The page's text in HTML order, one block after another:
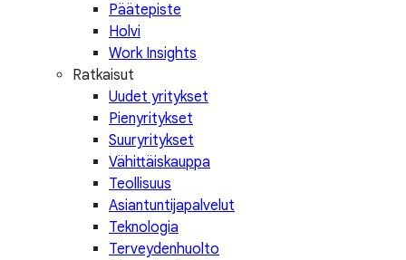
Päätepiste
Holvi
Work Insights
Ratkaisut
Uudet yritykset
Pienyritykset
Suuryritykset
Vähittäiskauppa
Teollisuus
Asiantuntijapalvelut
Teknologia
Terveydenhuolto